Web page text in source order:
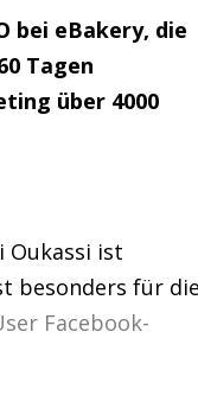
bei eBakery, die
Tagen
über 4000
Oukassi ist
besonders für
Facebook-